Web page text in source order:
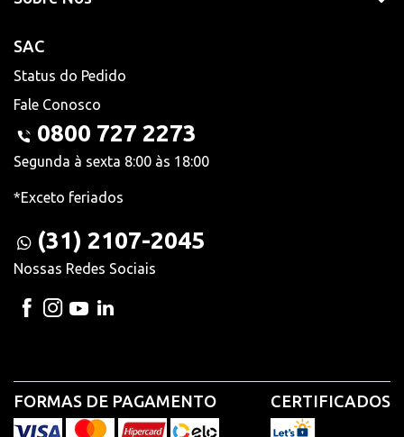
SAC
Status do Pedido
Fale Conosco
0800 727 2273
Segunda à sexta 8:00 às 18:00
*Exceto feriados
(31) 2107-2045
Nossas Redes Sociais
FORMAS DE PAGAMENTO CERTIFICADOS